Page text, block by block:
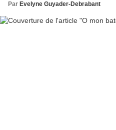
Par Evelyne Guyader-Debrabant